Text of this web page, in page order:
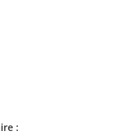
: